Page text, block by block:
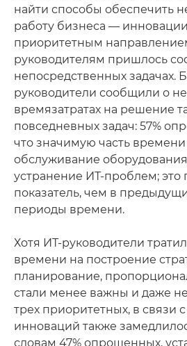
найти способы обеспечить
работу бизнеса —
приоритетным
руководителям пришлось
непосредственных задачах.
руководители сообщили о
времязатратах на решение
повседневных задач: 57%
что значимую часть времени
обслуживание
устранение ИТ-проблем; это
показатель, чем в
периоды времени.
Хотя ИТ-руководители
времени на построение
планирование,
стали менее важны и даже
трех приоритетных, в связи
инноваций также
словам 47% опрошенных,